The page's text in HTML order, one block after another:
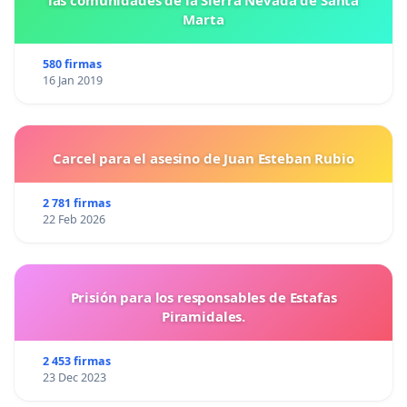
Marta
580 firmas
16 Jan 2019
Carcel para el asesino de Juan Esteban Rubio
2 781 firmas
22 Feb 2026
Prisión para los responsables de Estafas
Piramidales.
2 453 firmas
23 Dec 2023